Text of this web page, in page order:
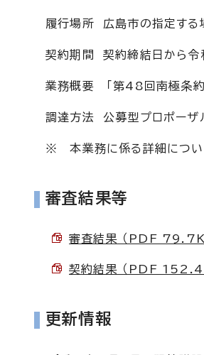
履行場所 広島市の指定する
契約期間 契約締結日から令
業務概要 「第48回南極条約
調達方法 公募型プロポーザ
※ 本業務に係る詳細につい
審査結果等
審査結果 （PDF
契約結果 （PDF
更新情報